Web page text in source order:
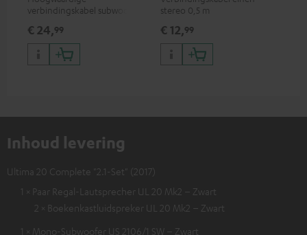
verbindingskabel subwoofer
€ 24,99
stereo 0,5 m
€ 12,99
Inhoud levering
Ultima 20 Complete "2.1-Set" (2017)
1 × Paar Regal-Lautsprecher UL 20 Mk2 – Zwart
2 × Boekenkastluidspreker UL 20 Mk2 – Zwart
1 × Mono-Subwoofer US 2106/1 SW – Zwart